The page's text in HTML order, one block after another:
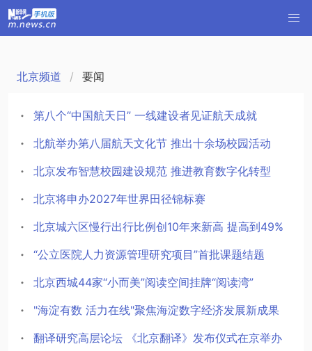
北京频道 要闻
第八个“中国航天日” 一线建设者见证航天成就
北航举办第八届航天文化节 推出十余场校园活动
北京发布智慧校园建设规范 推进教育数字化转型
北京将申办2027年世界田径锦标赛
北京城六区慢行出行比例创10年来新高 提高到49%
“公立医院人力资源管理研究项目”首批课题结题
北京西城44家“小而美”阅读空间挂牌“阅读湾”
"海淀有数 活力在线"聚焦海淀数字经济发展新成果
翻译研究高层论坛 《北京翻译》发布仪式在京举办